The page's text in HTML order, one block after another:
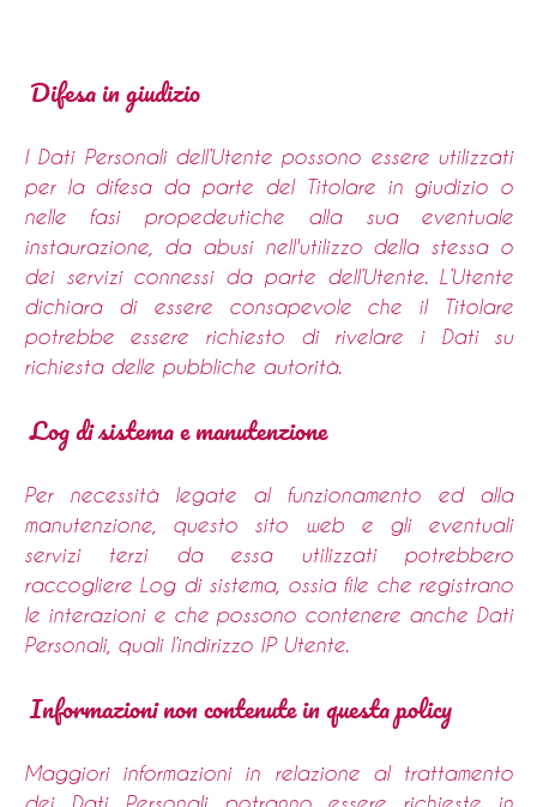
Difesa in giudizio
I Dati Personali dell’Utente possono essere utilizzati
per la difesa da parte del Titolare in giudizio o
nelle fasi propedeutiche alla sua eventuale
instaurazione, da abusi nell'utilizzo della stessa o
dei servizi connessi da parte dell’Utente. L’Utente
dichiara di essere consapevole che il Titolare
potrebbe essere richiesto di rivelare i Dati su
richiesta delle pubbliche autorità.
Log di sistema e manutenzione
Per necessità legate al funzionamento ed alla
manutenzione, questo sito web e gli eventuali
servizi terzi da essa utilizzati potrebbero
raccogliere Log di sistema, ossia file che registrano
le interazioni e che possono contenere anche Dati
Personali, quali l’indirizzo IP Utente.
Informazioni non contenute in questa policy
Maggiori informazioni in relazione al trattamento